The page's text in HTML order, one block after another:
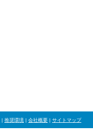
| 推奨環境 | 会社概要 | サイトマップ